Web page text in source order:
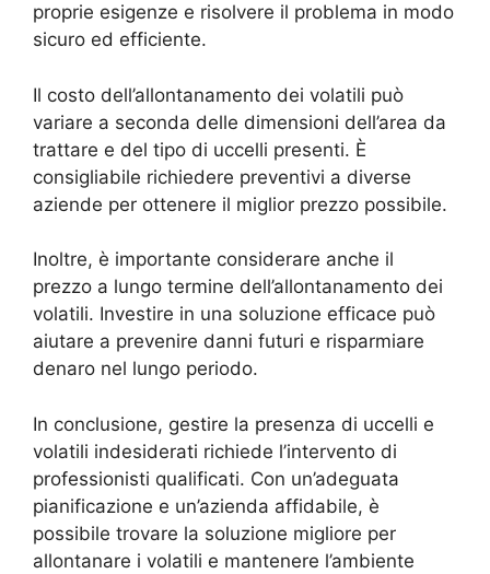
proprie esigenze e risolvere il problema in modo
sicuro ed efficiente.
Il costo dell’allontanamento dei volatili può
variare a seconda delle dimensioni dell’area da
trattare e del tipo di uccelli presenti. È
consigliabile richiedere preventivi a diverse
aziende per ottenere il miglior prezzo possibile.
Inoltre, è importante considerare anche il
prezzo a lungo termine dell’allontanamento dei
volatili. Investire in una soluzione efficace può
aiutare a prevenire danni futuri e risparmiare
denaro nel lungo periodo.
In conclusione, gestire la presenza di uccelli e
volatili indesiderati richiede l’intervento di
professionisti qualificati. Con un’adeguata
pianificazione e un’azienda affidabile, è
possibile trovare la soluzione migliore per
allontanare i volatili e mantenere l’ambiente